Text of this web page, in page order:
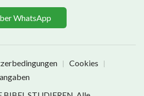
WhatsApp
| Cookies |